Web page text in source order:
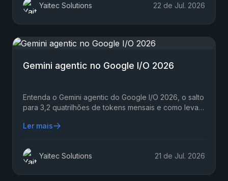
Yaitec Solutions 22 de Jul. 2026
Gemini agentic no Google I/O 2026
Entenda o Gemini agentic do Google I/O 2026, o salto
para 3,2 quatrilhões de tokens mensais e como levar
Ler mais
Yaitec Solutions 21 de Jul. 2026